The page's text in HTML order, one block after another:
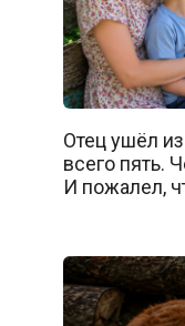
Отец ушёл
всего пять.
И пожалел,